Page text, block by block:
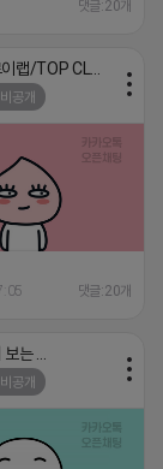
댓글:20개
비공개
댓글:20개
비공개